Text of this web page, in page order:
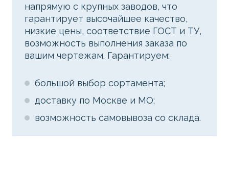
напрямую с крупных заводов, что
гарантирует высочайшее качество,
низкие цены, соответствие ГОСТ и ТУ,
возможность выполнения заказа по
вашим чертежам. Гарантируем:
большой выбор сортамента;
доставку по Москве и МО;
возможность самовывоза со склада.